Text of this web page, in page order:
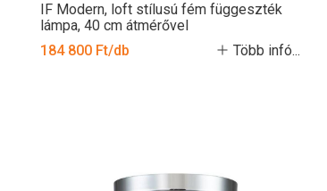
IF Modern, loft stílusú fém függeszték
lámpa, 40 cm átmérővel
184 800 Ft/db
Több infó...